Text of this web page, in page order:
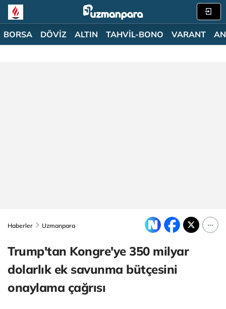
BORSA DÖVİZ ALTIN TAHVİL-BONO VARANT
Haberler Uzmanpara
Trump'tan Kongre'ye 350 milyar
dolarlık ek savunma bütçesini
onaylama çağrısı